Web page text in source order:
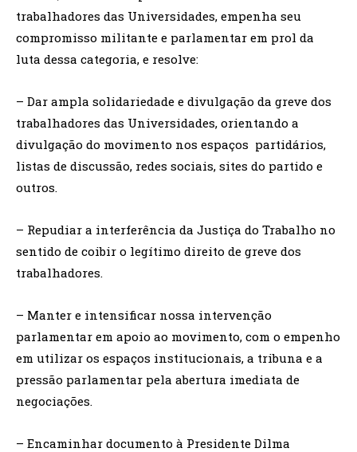
trabalhadores das Universidades, empenha seu
compromisso militante e parlamentar em prol da
luta dessa categoria, e resolve:
– Dar ampla solidariedade e divulgação da greve dos
trabalhadores das Universidades, orientando a
divulgação do movimento nos espaços partidários,
listas de discussão, redes sociais, sites do partido e
outros.
– Repudiar a interferência da Justiça do Trabalho no
sentido de coibir o legítimo direito de greve dos
trabalhadores.
– Manter e intensificar nossa intervenção
parlamentar em apoio ao movimento, com o empenho
em utilizar os espaços institucionais, a tribuna e a
pressão parlamentar pela abertura imediata de
negociações.
– Encaminhar documento à Presidente Dilma